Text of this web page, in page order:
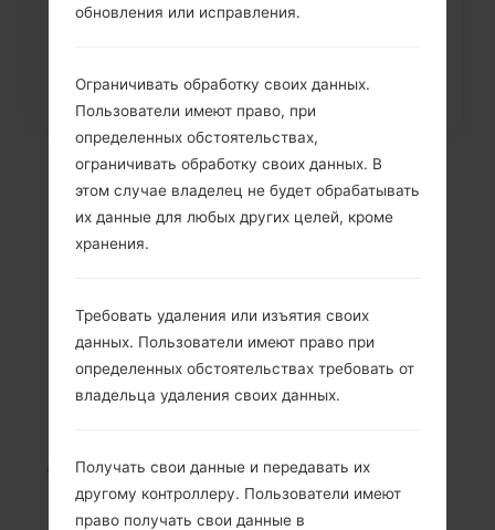
Видео
akaLG Optimus L5 II
Dual
обновления или исправления.
Ограничивать обработку своих данных.
Пользователи имеют право, при
определенных обстоятельствах,
ограничивать обработку своих данных. В
этом случае владелец не будет обрабатывать
их данные для любых других целей, кроме
хранения.
Требовать удаления или изъятия своих
данных. Пользователи имеют право при
определенных обстоятельствах требовать от
владельца удаления своих данных.
Получать свои данные и передавать их
другому контроллеру. Пользователи имеют
право получать свои данные в